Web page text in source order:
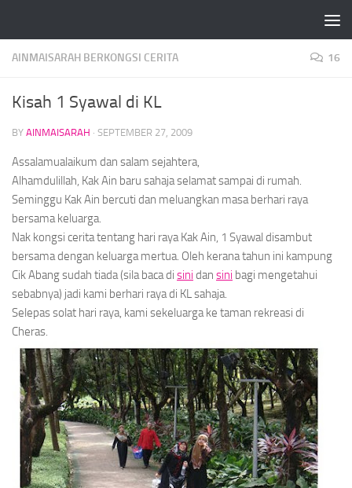
AINMAISARAH BERKONGSI CERITA 16
Kisah 1 Syawal di KL
BY AINMAISARAH · SEPTEMBER 27, 2009
Assalamualaikum dan salam sejahtera,
Alhamdulillah, Kak Ain baru sahaja selamat sampai di rumah.
Seminggu Kak Ain bercuti dan meluangkan masa berhari raya
bersama keluarga.
Nak kongsi cerita tentang hari raya Kak Ain, 1 Syawal disambut
bersama dengan keluarga mertua. Oleh kerana tahun ini kampung
Cik Abang sudah tiada (sila baca di sini dan sini bagi mengetahui
sebabnya) jadi kami berhari raya di KL sahaja.
Selepas solat hari raya, kami sekeluarga ke taman rekreasi di
Cheras.